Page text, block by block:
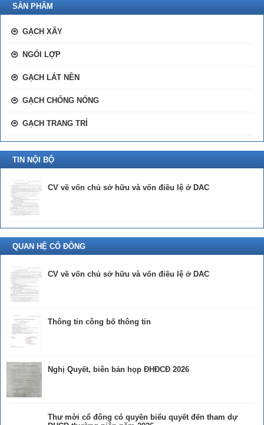
SẢN PHẨM
GẠCH XÂY
NGÓI LỢP
GẠCH LÁT NỀN
GẠCH CHỐNG NÓNG
GẠCH TRANG TRÍ
TIN NỘI BỘ
CV về vốn chủ sở hữu và vốn điều lệ ở DAC
QUAN HỆ CỔ ĐÔNG
CV về vốn chủ sở hữu và vốn điều lệ ở DAC
Thông tin công bố thông tin
Nghị Quyết, biên bản họp ĐHĐCĐ 2026
Thư mời cổ đông có quyền biểu quyết đến tham dự